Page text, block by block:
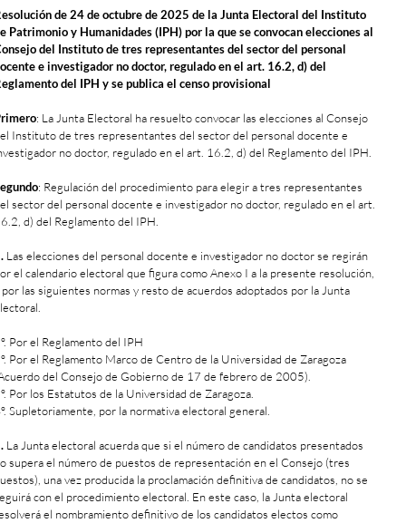
de 24 de octubre de 2025 de la Junta Electoral del Instituto
Patrimonio y Humanidades (IPH) por la que se convocan elecciones al
del Instituto de tres representantes del sector del personal
e investigador no doctor, regulado en el art. 16.2, d) del
del IPH y se publica el censo provisional
: La Junta Electoral ha resuelto convocar las elecciones al Consejo
Instituto de tres representantes del sector del personal docente e
no doctor, regulado en el art. 16.2, d) del Reglamento del IPH.
: Regulación del procedimiento para elegir a tres representantes
sector del personal docente e investigador no doctor, regulado en el art.
d) del Reglamento del IPH.
Las elecciones del personal docente e investigador no doctor se regirán
el calendario electoral que figura como Anexo I a la presente resolución,
por las siguientes normas y resto de acuerdos adoptados por la Junta
Por el Reglamento del IPH
Por el Reglamento Marco de Centro de la Universidad de Zaragoza
del Consejo de Gobierno de 17 de febrero de 2005).
Por los Estatutos de la Universidad de Zaragoza.
Supletoriamente, por la normativa electoral general.
La Junta electoral acuerda que si el número de candidatos presentados
supera el número de puestos de representación en el Consejo (tres
una vez producida la proclamación definitiva de candidatos, no se
con el procedimiento electoral. En este caso, la Junta electoral
el nombramiento definitivo de los candidatos electos como